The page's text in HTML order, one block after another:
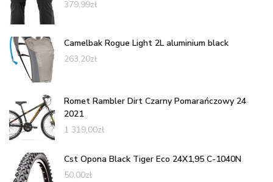
379,99zł
Camelbak Rogue Light 2L aluminium black
263,20zł
Romet Rambler Dirt Czarny Pomarańczowy 24
2021
1 319,00zł
Cst Opona Black Tiger Eco 24X1,95 C-1040N
50,00zł